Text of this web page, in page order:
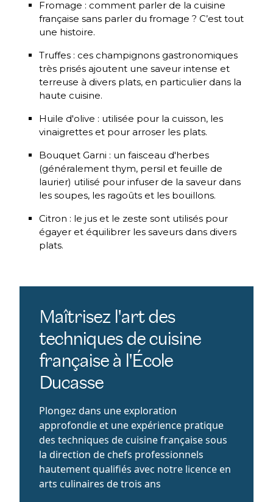
Fromage : comment parler de la cuisine
française sans parler du fromage ? C’est tout
une histoire.
Truffes : ces champignons gastronomiques
très prisés ajoutent une saveur intense et
terreuse à divers plats, en particulier dans la
haute cuisine.
Huile d'olive : utilisée pour la cuisson, les
vinaigrettes et pour arroser les plats.
Bouquet Garni : un faisceau d'herbes
(généralement thym, persil et feuille de
laurier) utilisé pour infuser de la saveur dans
les soupes, les ragoûts et les bouillons.
Citron : le jus et le zeste sont utilisés pour
égayer et équilibrer les saveurs dans divers
plats.
Maîtrisez l'art des
techniques de cuisine
française à l'École
Ducasse
Plongez dans une exploration
approfondie et une expérience pratique
des techniques de cuisine française sous
la direction de chefs professionnels
hautement qualifiés avec notre licence en
arts culinaires de trois ans